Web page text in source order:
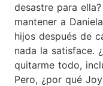
desastre para
mantener a
hijos después de
nada la satisface.
quitarme todo,
Pero, ¿por qué